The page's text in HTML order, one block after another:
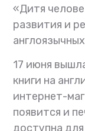
«Дитя
развития и
17 июня
книги на
интернет-
появится и
доступна